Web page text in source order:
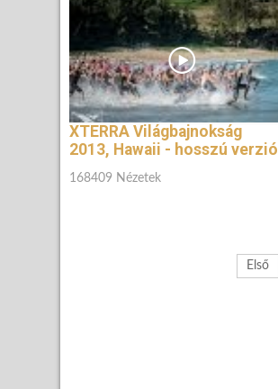
XTERRA Világbajnokság
2013, Hawaii - hosszú verzió
168409 Nézetek
Első